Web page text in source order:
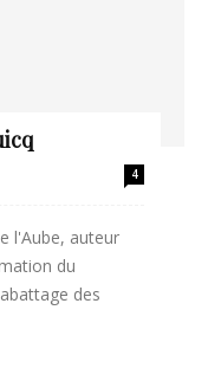
4
l'Aube, auteur
du
des